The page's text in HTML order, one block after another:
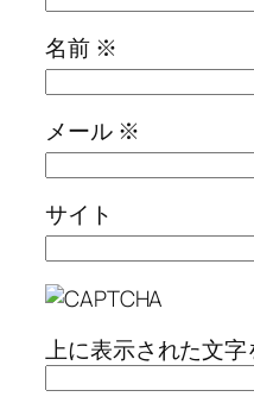
名前 ※
メール ※
サイト
上に表示された文字